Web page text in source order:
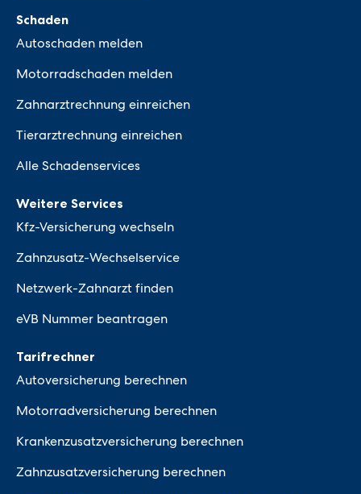
Schaden
Autoschaden melden
Motorradschaden melden
Zahnarztrechnung einreichen
Tierarztrechnung einreichen
Alle Schadenservices
Weitere Services
Kfz-Versicherung wechseln
Zahnzusatz-Wechselservice
Netzwerk-Zahnarzt finden
eVB Nummer beantragen
Tarifrechner
Autoversicherung berechnen
Motorradversicherung berechnen
Krankenzusatzversicherung berechnen
Zahnzusatzversicherung berechnen